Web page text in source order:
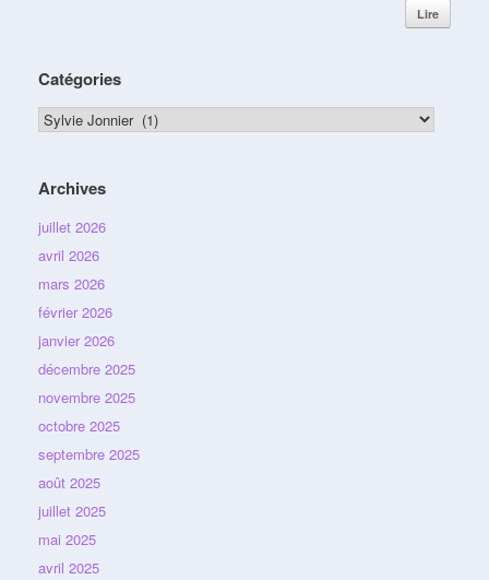
Lire
Catégories
Catégories
Archives
juillet 2026
avril 2026
mars 2026
février 2026
janvier 2026
décembre 2025
novembre 2025
octobre 2025
septembre 2025
août 2025
juillet 2025
mai 2025
avril 2025